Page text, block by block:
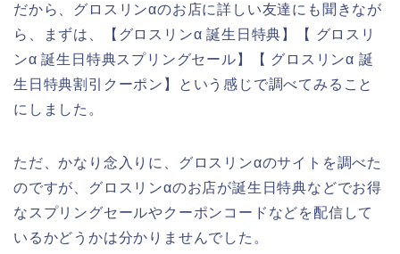
だから、グロスリンαのお店に詳しい友達にも聞きなが
ら、まずは、【グロスリンα 誕生日特典】【 グロスリ
ンα 誕生日特典スプリングセール】【 グロスリンα 誕
生日特典割引クーポン】という感じで調べてみること
にしました。
ただ、かなり念入りに、グロスリンαのサイトを調べた
のですが、グロスリンαのお店が誕生日特典などでお得
なスプリングセールやクーポンコードなどを配信して
いるかどうかは分かりませんでした。